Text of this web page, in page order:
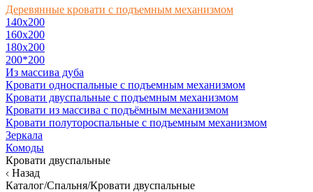
Деревянные кровати с подъемным механизмом
140x200
160х200
180х200
200*200
Из массива дуба
Кровати односпальные с подъемным механизмом
Кровати двуспальные с подъемным механизмом
Кровати из массива с подъёмным механизмом
Кровати полутороспальные с подъемным механизмом
Зеркала
Комоды
Кровати двуспальные
Назад
Каталог/Спальня/Кровати двуспальные